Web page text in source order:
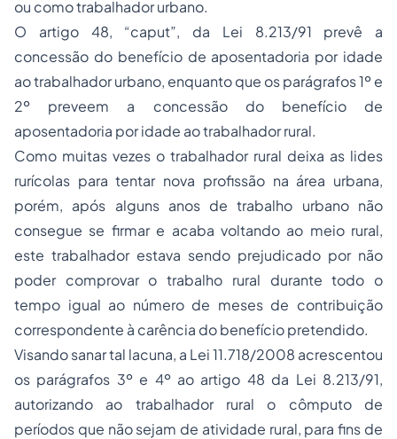
ou como trabalhador urbano.
O artigo 48, “caput”, da Lei 8.213/91 prevê a
concessão do benefício de aposentadoria por idade
ao trabalhador urbano, enquanto que os parágrafos 1º e
2º preveem a concessão do benefício de
aposentadoria por idade ao trabalhador rural.
Como muitas vezes o trabalhador rural deixa as lides
rurícolas para tentar nova profissão na área urbana,
porém, após alguns anos de trabalho urbano não
consegue se firmar e acaba voltando ao meio rural,
este trabalhador estava sendo prejudicado por não
poder comprovar o trabalho rural durante todo o
tempo igual ao número de meses de contribuição
correspondente à carência do benefício pretendido.
Visando sanar tal lacuna, a Lei 11.718/2008 acrescentou
os parágrafos 3º e 4º ao artigo 48 da Lei 8.213/91,
autorizando ao trabalhador rural o cômputo de
períodos que não sejam de atividade rural, para fins de